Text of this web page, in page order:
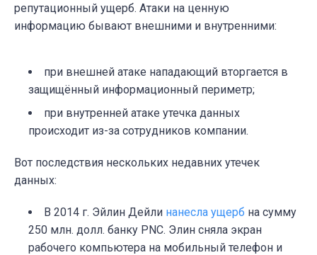
репутационный ущерб. Атаки на ценную
информацию бывают внешними и внутренними:
при внешней атаке нападающий вторгается в
защищённый информационный периметр;
при внутренней атаке утечка данных
происходит из-за сотрудников компании.
Вот последствия нескольких недавних утечек
данных:
В 2014 г. Эйлин Дейли нанесла ущерб на сумму
250 млн. долл. банку PNC. Элин сняла экран
рабочего компьютера на мобильный телефон и